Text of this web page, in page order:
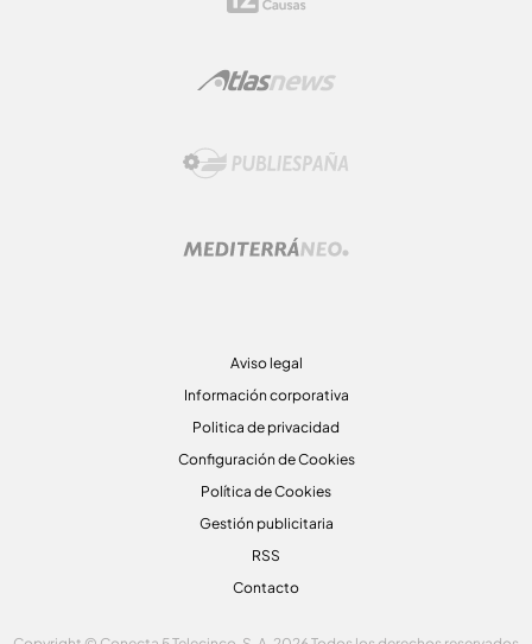
Aviso legal
Información corporativa
Politica de privacidad
Configuración de Cookies
Política de Cookies
Gestión publicitaria
RSS
Contacto